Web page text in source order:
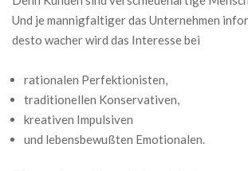
Und je mannigfaltiger das Unternehmen
desto wacher wird das Interesse bei
rationalen Perfektionisten,
traditionellen Konservativen,
kreativen Impulsiven
und lebensbewußten Emotionalen.